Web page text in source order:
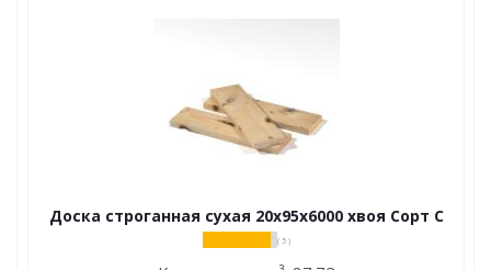
Доска строганная сухая 20х95х6000 хвоя Сорт С
( 5 )